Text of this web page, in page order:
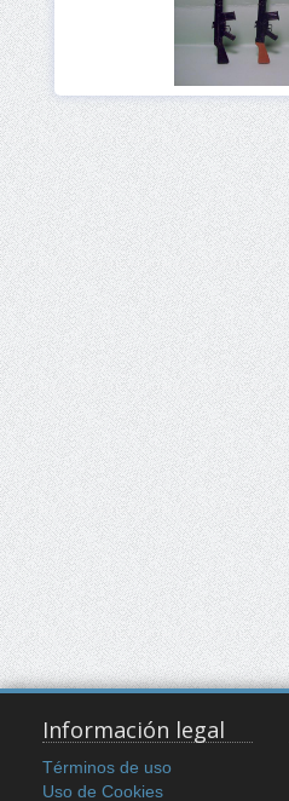
Ver
Información legal
Términos de uso
Uso de Cookies